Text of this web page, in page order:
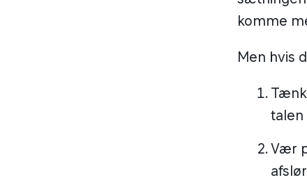
komme
Men hvis
Tænk
talen
Vær